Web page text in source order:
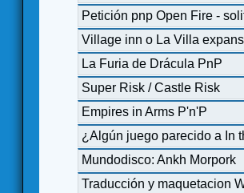
Petición pnp Open Fire -
Village inn o La Villa
La Furia de Drácula PnP
Super Risk / Castle Risk
Empires in Arms P'n'P
¿Algún juego parecido a In
Mundodisco: Ankh Morpork
Traducción y maquetacion